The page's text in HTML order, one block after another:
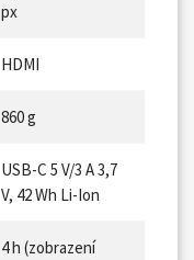
px
HDMI
860 g
USB-C 5 V/3 A 3,7
V, 42 Wh Li-Ion
4 h (zobrazení